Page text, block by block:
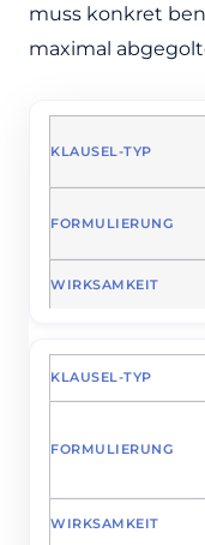
muss konkret
maximal